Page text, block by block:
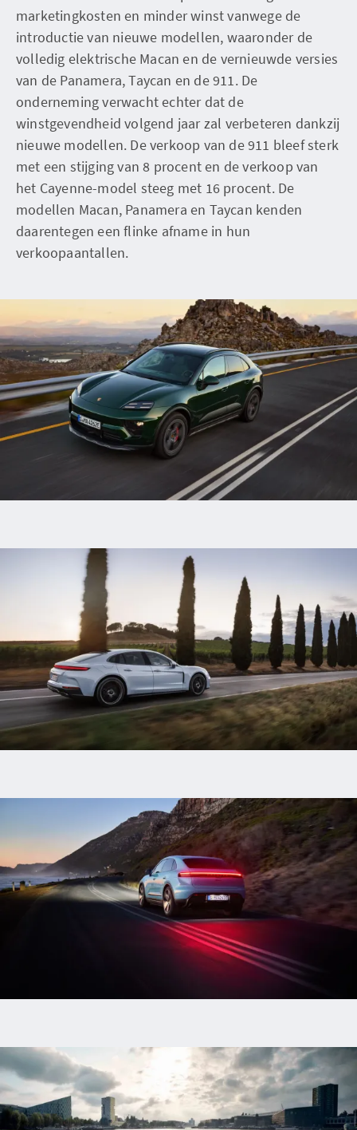
marketingkosten en minder winst vanwege de
introductie van nieuwe modellen, waaronder de
volledig elektrische Macan en de vernieuwde versies
van de Panamera, Taycan en de 911. De
onderneming verwacht echter dat de
winstgevendheid volgend jaar zal verbeteren dankzij
nieuwe modellen. De verkoop van de 911 bleef sterk
met een stijging van 8 procent en de verkoop van
het Cayenne-model steeg met 16 procent. De
modellen Macan, Panamera en Taycan kenden
daarentegen een flinke afname in hun
verkoopaantallen.